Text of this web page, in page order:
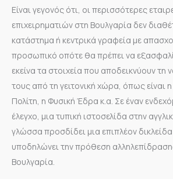
Είναι γεγονός ότι, οι περισσότερες
επιχειρηματιών στη Βουλγαρία δεν
κατάστημα ή κεντρικά γραφεία με
προσωπικό οπότε θα πρέπει να
εκείνα τα στοιχεία που αποδεικνύουν τη
τους από τη γειτονική χώρα, όπως είναι
Πολίτη, η Φυσική Έδρα κ.α. Σε έναν
έλεγχο, μια τυπική ιστοσελίδα στην
γλώσσα προσδίδει μια επιπλέον
υποδηλώνει την πρόθεση
Βουλγαρία.